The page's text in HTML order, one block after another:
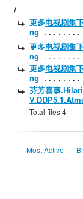
/
更多电视剧集
ng
更多电视剧集
ng
更多电视剧集
ng
芬芳喜事
Total files 4
Most Active |